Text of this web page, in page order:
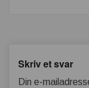
Skriv et svar
Din e-